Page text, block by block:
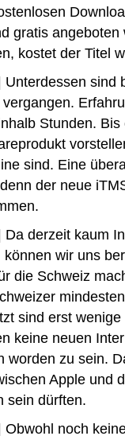
gratis
kostet der Titel
Unterdessen sind
Stunden.
sind. Eine
der neue
Da derzeit kaum
können wir uns
die Schweiz
sind erst
keine neuen
worden zu sein.
Apple und
sein dürften.
Obwohl noch